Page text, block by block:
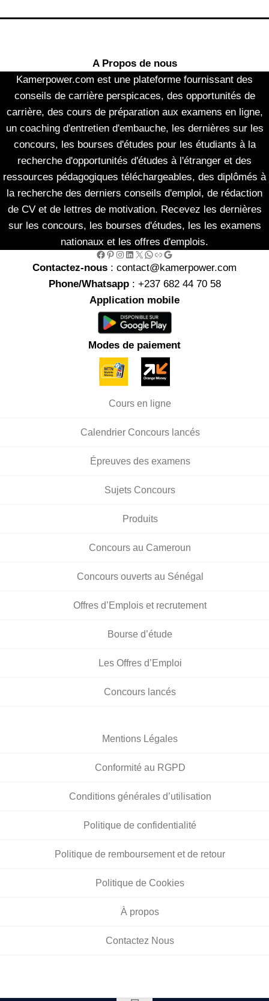
A Propos de nous
Kamerpower.com est une plateforme fournissant des
conseils de carrière perspicaces, des opportunités de
carrière, des cours de préparation aux examens en ligne,
un coaching d'entretien d'embauche, les dernières sur les
concours, les bourses d'études pour les étudiants à la
recherche d'opportunités d'études à l'étranger et des
ressources pédagogiques téléchargeables, des diplômés à
la recherche des derniers conseils d'emploi, de rédaction
de CV et de lettres de motivation. Recevez les dernières
sur les concours, les bourses d'études, les les examens
nationaux et les offres d'emplois.
Facebook Pinterest Instagram LinkedIn X WhatsApp Link Google
Contactez-nous : contact@kamerpower.com
Phone/Whatsapp: +237 682 44 70 58
Application mobile
Modes de paiement
Cours en ligne
Calendrier Concours lancés
Épreuves des examens
Sujets Concours
Produits
Concours au Cameroun
Concours ouverts au Sénégal
Offres d’Emplois et recrutement
Bourse d’étude
Les Offres d’Emploi
Concours lancés
Mentions Légales
Conformité au RGPD
Conditions générales d’utilisation
Politique de confidentialité
Politique de remboursement et de retour
Politique de Cookies
À propos
Contactez Nous